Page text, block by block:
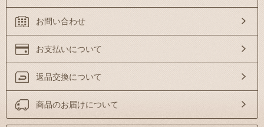
お問い合わせ
お支払いについて
返品交換について
商品のお届けについて